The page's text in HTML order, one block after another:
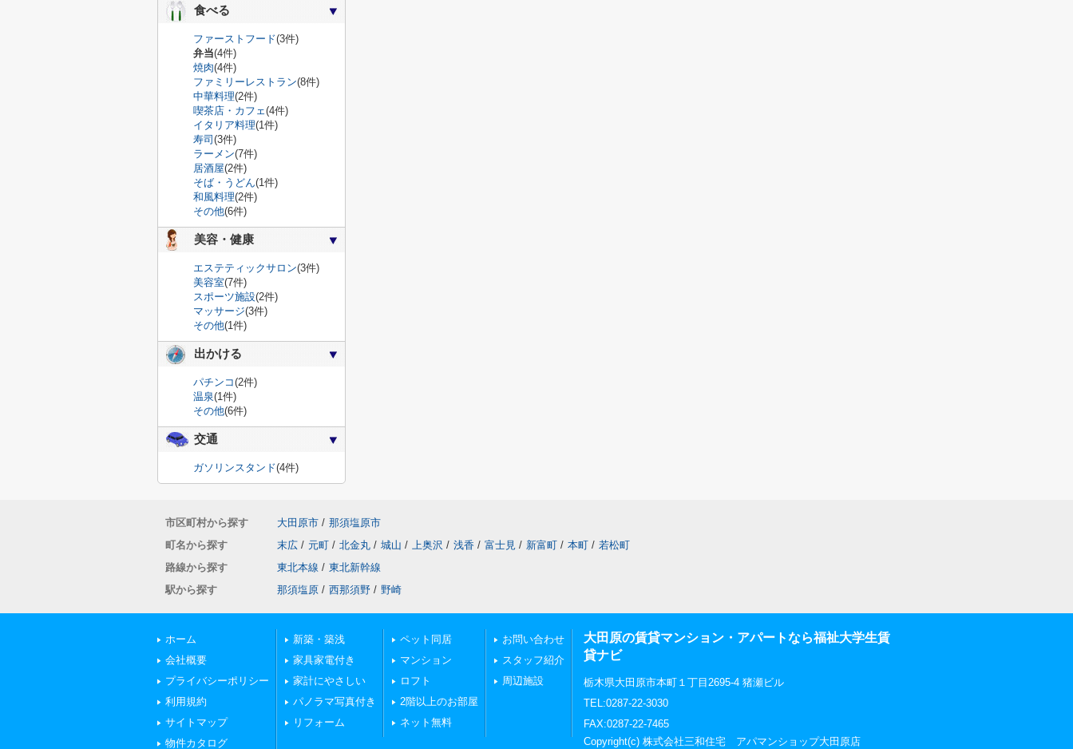
食べる
ファーストフード(3件)
弁当(4件)
焼肉(4件)
ファミリーレストラン(8件)
中華料理(2件)
喫茶店・カフェ(4件)
イタリア料理(1件)
寿司 (3件)
ラーメン(7件)
居酒屋(2件)
そば・うどん(1件)
和風料理(2件)
その他(6件)
美容・健康
エステティックサロン(3件)
美容室(7件)
スポーツ施設(2件)
マッサージ(3件)
その他(1件)
出かける
パチンコ(2件)
温泉(1件)
その他(6件)
交通
ガソリンスタンド(4件)
市区町村から探す 大田原市 / 那須塩原市
町名から探す
末広 / 元町 / 北金丸 / 城山 / 上奥沢 / 浅香 / 富士見 / 新富町 / 本町 / 若松町
路線から探す
東北本線 / 東北新幹線
駅から探す
那須塩原 / 西那須野 / 野崎
ホーム
会社概要
プライバシーポリシー
利用規約
サイトマップ
物件カタログ
新築・築浅
家具家電付き
家計にやさしい
パノラマ写真付き
リフォーム
ペット同居
マンション
ロフト
2階以上のお部屋
ネット無料
お問い合わせ
スタッフ紹介
周辺施設
大田原の賃貸マンション・アパートなら福祉大学生賃
貸ナビ
栃木県大田原市本町１丁目2695-4 猪瀬ビル
TEL:0287-22-3030
FAX:0287-22-7465
Copyright(c) 株式会社三和住宅 アパマンショップ大田原店